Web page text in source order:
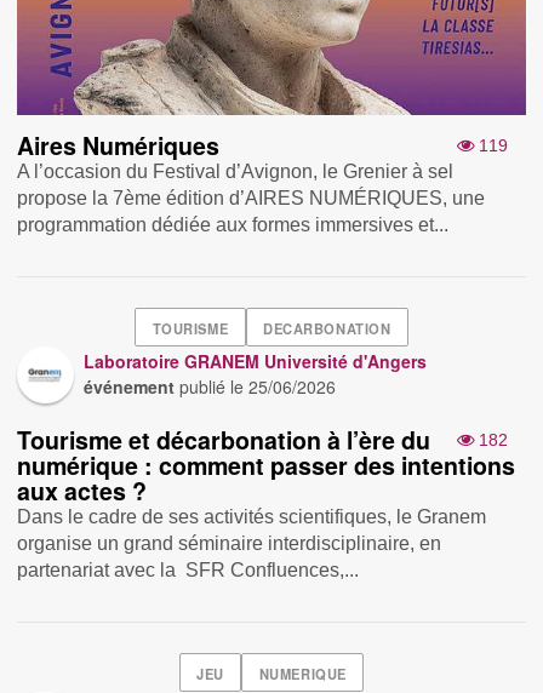
119
Aires Numériques
A l’occasion du Festival d’Avignon, le Grenier à sel
propose la 7ème édition d’AIRES NUMÉRIQUES, une
programmation dédiée aux formes immersives et...
TOURISME DECARBONATION
Laboratoire GRANEM Université d'Angers
événement publié le25/06/2026
182
Tourisme et décarbonation à l’ère du
numérique : comment passer des intentions
aux actes ?
Dans le cadre de ses activités scientifiques, le Granem
organise un grand séminaire interdisciplinaire, en
partenariat avec la SFR Confluences,...
JEU NUMERIQUE